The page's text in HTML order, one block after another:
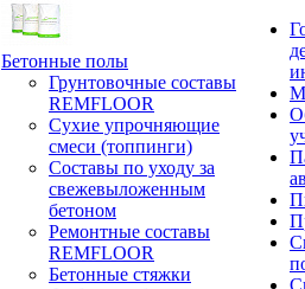
Бетонные полы
Грунтовочные составы
REMFLOOR
Сухие упрочняющие
смеси (топпинги)
Составы по уходу за
свежевыложенным
бетоном
Ремонтные составы
REMFLOOR
Бетонные стяжки